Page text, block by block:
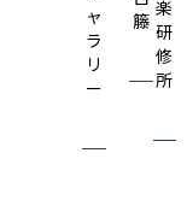
ャ
ラ
リ
ー
籐
楽
研
修
所